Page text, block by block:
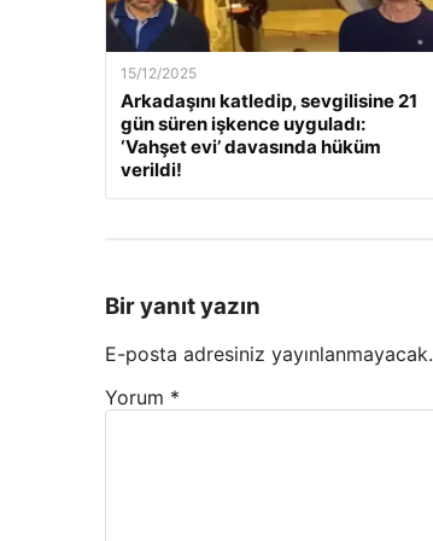
15/12/2025
Arkadaşını katledip, sevgilisine 21
gün süren işkence uyguladı:
‘Vahşet evi’ davasında hüküm
verildi!
Bir yanıt yazın
E-posta adresiniz yayınlanmayacak.
Yorum *